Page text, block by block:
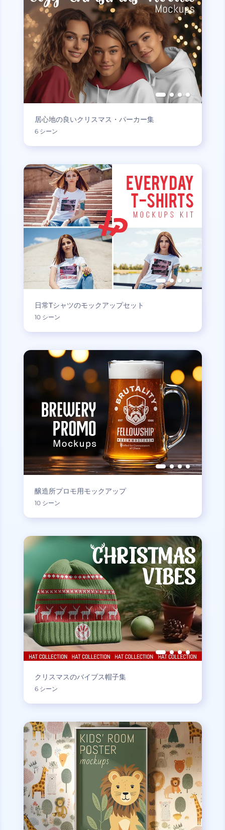
居心地の良いクリスマス・パーカー集
6 シーン
日常Tシャツのモックアップセット
10 シーン
醸造所プロモ用モックアップ
10 シーン
クリスマスのバイブス帽子集
6 シーン